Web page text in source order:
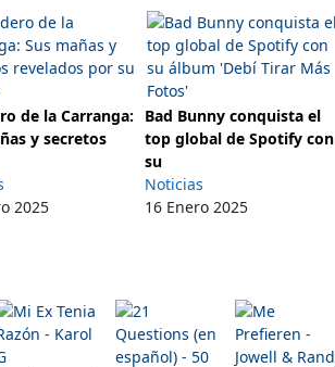
de la Carranga:
y secretos
2025
Bad Bunny conquista el
top global de Spotify con
su
Noticias
16 Enero 2025